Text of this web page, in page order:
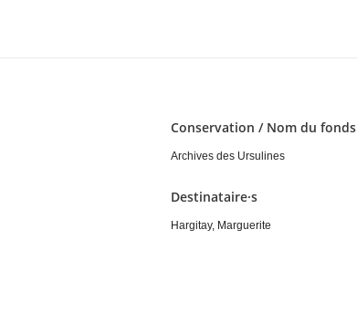
Conservation / Nom du fonds
Archives des Ursulines
Destinataire·s
Hargitay, Marguerite